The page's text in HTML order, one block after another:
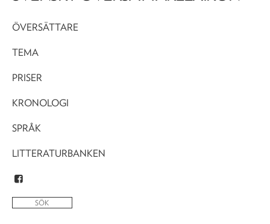
ÖVERSÄTTARE
TEMA
PRISER
KRONOLOGI
SPRÅK
LITTERATURBANKEN